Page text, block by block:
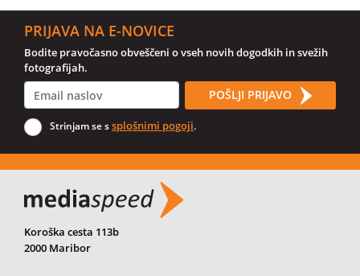
PRIJAVA NA E-NOVICE
Bodite pravočasno obveščeni o vseh novih dogodkih in svežih
fotografijah.
POŠLJI PRIJAVO
Strinjam se ssplošnimi pogoji.
Koroška cesta 113b
2000 Maribor